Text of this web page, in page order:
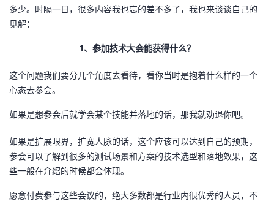
的
客
我
论
的
我
播
活
的
学
我
程
认
证
的
实
我
的
持
的
支
我
声
多少。时隔一日，很多内容我也忘的差不多了，我也来谈谈自己的
见解：
1、参加技术大会能获得什么？
这个问题我们要分几个角度去看待，看你当时是抱着什么样的一个
心态去参会。
如果是想参会后就学会某个技能并落地的话，那我就劝退你吧。
如果是扩展眼界，扩宽人脉的话，这个应该可以达到自己的预期，
参会可以了解到很多的测试场景和方案的技术选型和落地效果，这
些一般在介绍的时候都会体现。
愿意付费参与这些会议的，绝大多数都是行业内很优秀的人员，不